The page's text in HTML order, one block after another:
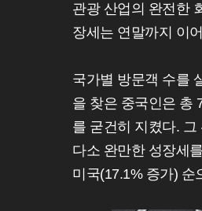
관광 산업의 완전한
장세는 연말까지 이
국가별 방문객 수를
을 찾은 중국인은 총
를 굳건히 지켰다. 그
다소 완만한 성장세
미국(17.1% 증가) 순